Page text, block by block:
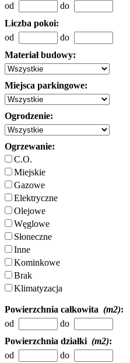
od
do
Liczba pokoi:
od
do
Materiał budowy:
Miejsca parkingowe:
Ogrodzenie:
Ogrzewanie:
C.O.
Miejskie
Gazowe
Elektryczne
Olejowe
Węglowe
Słoneczne
Inne
Kominkowe
Brak
Klimatyzacja
Powierzchnia całkowita (m2):
od
do
Powierzchnia działki (m2):
od
do